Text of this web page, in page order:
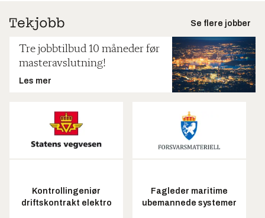
Se flere jobber
Tre jobbtilbud 10 måneder før
masteravslutning!
Les mer
Kontrollingeniør
driftskontrakt elektro
Fagleder maritime
ubemannede systemer